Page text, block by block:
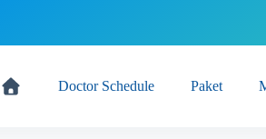
Doctor Schedule Paket